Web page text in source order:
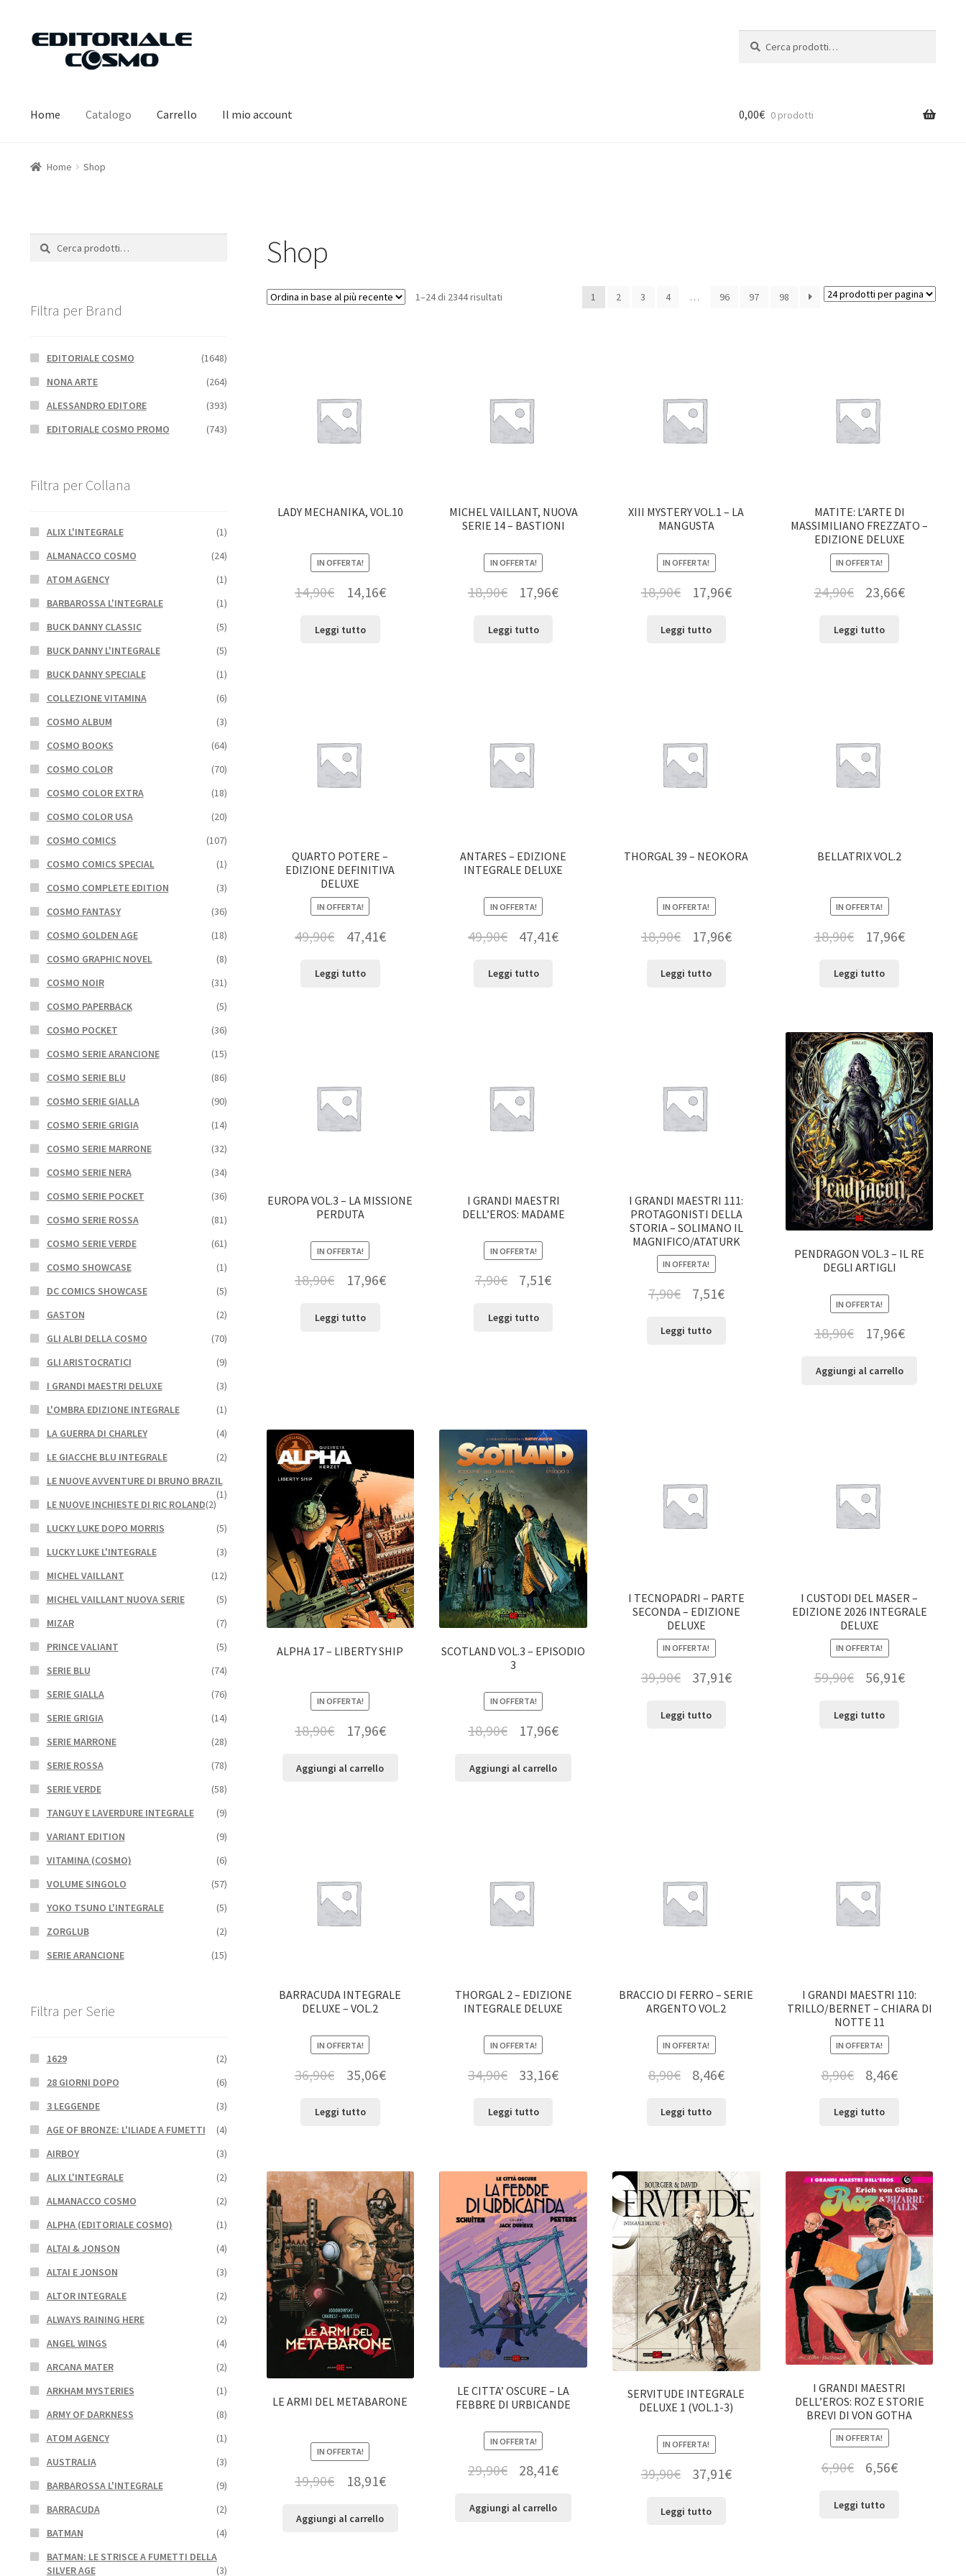
Vai
navigazione
Vai
Home Catalogo Carrello Il mio account 0,00€ 0 prodotti
Home Shop
Shop
1–24 di 2344 risultati 1 2 3 4 … 96 97 98
LADY MECHANIKA, VOL.10
IN OFFERTA!
14,90€ 14,16€
Leggi tutto
MICHEL VAILLANT, NUOVA
SERIE 14 – BASTIONI
IN OFFERTA!
18,90€ 17,96€
Leggi tutto
XIII MYSTERY VOL.1 – LA
MANGUSTA
IN OFFERTA!
18,90€ 17,96€
Leggi tutto
MATITE: L’ARTE DI
MASSIMILIANO FREZZATO –
EDIZIONE DELUXE
IN OFFERTA!
24,90€ 23,66€
Leggi tutto
QUARTO POTERE –
EDIZIONE DEFINITIVA
DELUXE
IN OFFERTA!
49,90€ 47,41€
Leggi tutto
ANTARES – EDIZIONE
INTEGRALE DELUXE
IN OFFERTA!
49,90€ 47,41€
Leggi tutto
THORGAL 39 – NEOKORA
IN OFFERTA!
18,90€ 17,96€
Leggi tutto
BELLATRIX VOL.2
IN OFFERTA!
18,90€ 17,96€
Leggi tutto
EUROPA VOL.3 – LA MISSIONE
PERDUTA
IN OFFERTA!
18,90€ 17,96€
Leggi tutto
I GRANDI MAESTRI
DELL’EROS: MADAME
IN OFFERTA!
7,90€ 7,51€
Leggi tutto
I GRANDI MAESTRI 111:
PROTAGONISTI DELLA
STORIA – SOLIMANO IL
MAGNIFICO/ATATURK
IN OFFERTA!
7,90€ 7,51€
Leggi tutto
PENDRAGON VOL.3 – IL RE
DEGLI ARTIGLI
IN OFFERTA!
18,90€ 17,96€
Aggiungi al carrello
ALPHA 17 – LIBERTY SHIP
IN OFFERTA!
18,90€ 17,96€
Aggiungi al carrello
SCOTLAND VOL.3 – EPISODIO
3
IN OFFERTA!
18,90€ 17,96€
Aggiungi al carrello
I TECNOPADRI – PARTE
SECONDA – EDIZIONE
DELUXE
IN OFFERTA!
39,90€ 37,91€
Leggi tutto
I CUSTODI DEL MASER –
EDIZIONE 2026 INTEGRALE
DELUXE
IN OFFERTA!
59,90€ 56,91€
Leggi tutto
BARRACUDA INTEGRALE
DELUXE – VOL.2
IN OFFERTA!
36,90€ 35,06€
Leggi tutto
THORGAL 2 – EDIZIONE
INTEGRALE DELUXE
IN OFFERTA!
34,90€ 33,16€
Leggi tutto
BRACCIO DI FERRO – SERIE
ARGENTO VOL.2
IN OFFERTA!
8,90€ 8,46€
Leggi tutto
I GRANDI MAESTRI 110:
TRILLO/BERNET – CHIARA DI
NOTTE 11
IN OFFERTA!
8,90€ 8,46€
Leggi tutto
LE ARMI DEL METABARONE
IN OFFERTA!
19,90€ 18,91€
Aggiungi al carrello
LE CITTA’ OSCURE – LA
FEBBRE DI URBICANDE
IN OFFERTA!
29,90€ 28,41€
Aggiungi al carrello
SERVITUDE INTEGRALE
DELUXE 1 (VOL.1-3)
IN OFFERTA!
39,90€ 37,91€
Leggi tutto
I GRANDI MAESTRI
DELL’EROS: ROZ E STORIE
BREVI DI VON GOTHA
IN OFFERTA!
6,90€ 6,56€
Leggi tutto
Cerca:
Cerca
Filtra per Brand
EDITORIALE COSMO
(1648)
NONA ARTE
(264)
ALESSANDRO EDITORE
(393)
EDITORIALE COSMO PROMO
(743)
Filtra per Collana
ALIX L'INTEGRALE
(1)
ALMANACCO COSMO
(24)
ATOM AGENCY
(1)
BARBAROSSA L'INTEGRALE
(1)
BUCK DANNY CLASSIC
(5)
BUCK DANNY L'INTEGRALE
(5)
BUCK DANNY SPECIALE
(1)
COLLEZIONE VITAMINA
(6)
COSMO ALBUM
(3)
COSMO BOOKS
(64)
COSMO COLOR
(70)
COSMO COLOR EXTRA
(18)
COSMO COLOR USA
(20)
COSMO COMICS
(107)
COSMO COMICS SPECIAL
(1)
COSMO COMPLETE EDITION
(3)
COSMO FANTASY
(36)
COSMO GOLDEN AGE
(18)
COSMO GRAPHIC NOVEL
(8)
COSMO NOIR
(31)
COSMO PAPERBACK
(5)
COSMO POCKET
(36)
COSMO SERIE ARANCIONE
(15)
COSMO SERIE BLU
(86)
COSMO SERIE GIALLA
(90)
COSMO SERIE GRIGIA
(14)
COSMO SERIE MARRONE
(32)
COSMO SERIE NERA
(34)
COSMO SERIE POCKET
(36)
COSMO SERIE ROSSA
(81)
COSMO SERIE VERDE
(61)
COSMO SHOWCASE
(1)
DC COMICS SHOWCASE
(5)
GASTON
(2)
GLI ALBI DELLA COSMO
(70)
GLI ARISTOCRATICI
(9)
I GRANDI MAESTRI DELUXE
(3)
L'OMBRA EDIZIONE INTEGRALE
(1)
LA GUERRA DI CHARLEY
(4)
LE GIACCHE BLU INTEGRALE
(2)
LE NUOVE AVVENTURE DI BRUNO BRAZIL
(1)
LE NUOVE INCHIESTE DI RIC ROLAND(2)
LUCKY LUKE DOPO MORRIS
(5)
LUCKY LUKE L'INTEGRALE
(3)
MICHEL VAILLANT
(12)
MICHEL VAILLANT NUOVA SERIE
(5)
MIZAR
(7)
PRINCE VALIANT
(5)
SERIE BLU
(74)
SERIE GIALLA
(76)
SERIE GRIGIA
(14)
SERIE MARRONE
(28)
SERIE ROSSA
(78)
SERIE VERDE
(58)
TANGUY E LAVERDURE INTEGRALE
(9)
VARIANT EDITION
(9)
VITAMINA (COSMO)
(6)
VOLUME SINGOLO
(57)
YOKO TSUNO L'INTEGRALE
(5)
ZORGLUB
(2)
SERIE ARANCIONE
(15)
Filtra per Serie
1629
(2)
28 GIORNI DOPO
(6)
3 LEGGENDE
(3)
AGE OF BRONZE: L'ILIADE A FUMETTI
(4)
AIRBOY
(3)
ALIX L'INTEGRALE
(2)
ALMANACCO COSMO
(2)
ALPHA (EDITORIALE COSMO)
(1)
ALTAI & JONSON
(4)
ALTAI E JONSON
(3)
ALTOR INTEGRALE
(2)
ALWAYS RAINING HERE
(2)
ANGEL WINGS
(4)
ARCANA MATER
(2)
ARKHAM MYSTERIES
(1)
ARMY OF DARKNESS
(8)
ATOM AGENCY
(1)
AUSTRALIA
(3)
BARBAROSSA L'INTEGRALE
(9)
BARRACUDA
(2)
BATMAN
(4)
BATMAN: LE STRISCE A FUMETTI DELLA
SILVER AGE
(3)